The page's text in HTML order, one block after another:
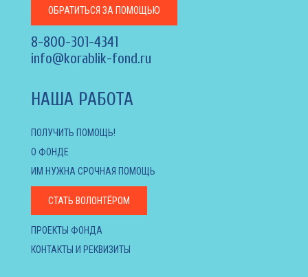
ОБРАТИТЬСЯ ЗА ПОМОЩЬЮ
8-800-301-4341
info@korablik-fond.ru
НАША РАБОТА
ПОЛУЧИТЬ ПОМОЩЬ!
О ФОНДЕ
ИМ НУЖНА СРОЧНАЯ ПОМОЩЬ
СТАТЬ ВОЛОНТЁРОМ
ПРОЕКТЫ ФОНДА
КОНТАКТЫ И РЕКВИЗИТЫ